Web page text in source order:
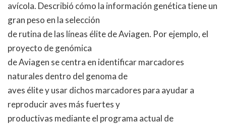
avícola. Describió cómo la información genética tiene un
gran peso en la selección
de rutina de las líneas élite de Aviagen. Por ejemplo, el
proyecto de genómica
de Aviagen se centra en identificar marcadores
naturales dentro del genoma de
aves élite y usar dichos marcadores para ayudar a
reproducir aves más fuertes y
productivas mediante el programa actual de